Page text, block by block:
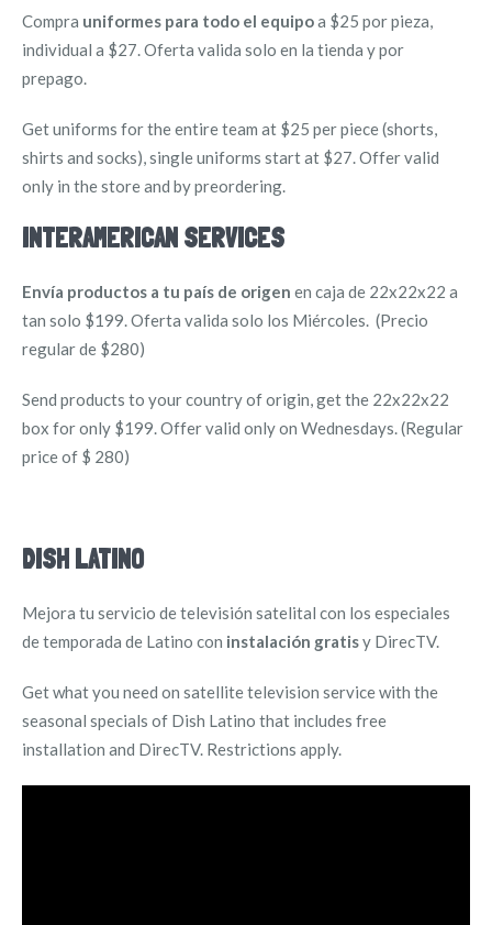
Compra uniformes para todo el equipoa $25 por pieza,
individual a $27. Oferta valida solo en la tienda y por
prepago.
Get uniforms for the entire team at $25 per piece (shorts,
shirts and socks), single uniforms start at $27. Offer valid
only in the store and by preordering.
INTERAMERICAN SERVICES
Envía productos a tu país de origen en caja de 22x22x22 a
tan solo $199. Oferta valida solo los Miércoles. (Precio
regular de $280)
Send products to your country of origin, get the 22x22x22
box for only $199. Offer valid only on Wednesdays. (Regular
price of $ 280)
DISH LATINO
Mejora tu servicio de televisión satelital con los especiales
de temporada de Latino con instalación gratisy DirecTV.
Get what you need on satellite television service with the
seasonal specials of Dish Latino that includes free
installation and DirecTV. Restrictions apply.